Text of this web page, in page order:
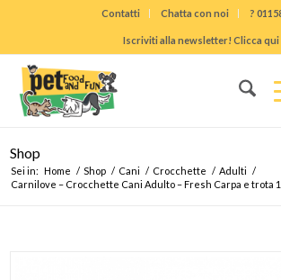
Contatti Chatta con noi ?
Iscriviti alla newsletter! Clicca qui
Shop
Sei in: Home / Shop / Cani / Crocchette / Adulti /
Carnilove – Crocchette Cani Adulto – Fresh Carpa e trota